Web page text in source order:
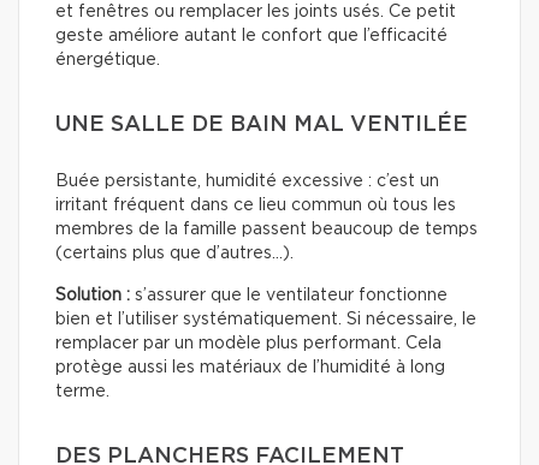
et fenêtres ou remplacer les joints usés. Ce petit
geste améliore autant le confort que l’efficacité
énergétique.
UNE SALLE DE BAIN MAL VENTILÉE
Buée persistante, humidité excessive : c’est un
irritant fréquent dans ce lieu commun où tous les
membres de la famille passent beaucoup de temps
(certains plus que d’autres…).
Solution : s’assurer que le ventilateur fonctionne
bien et l’utiliser systématiquement. Si nécessaire, le
remplacer par un modèle plus performant. Cela
protège aussi les matériaux de l’humidité à long
terme.
DES PLANCHERS FACILEMENT